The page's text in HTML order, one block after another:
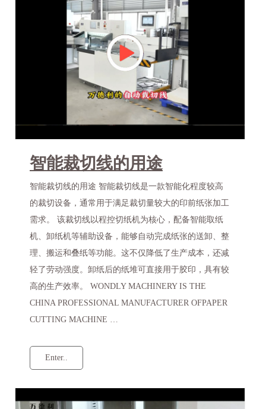
智能裁切线的用途
智能裁切线的用途 智能裁切线是一款智能化程度较高
的裁切设备，通常用于满足裁切量较大的印前纸张加工
需求。 该裁切线以程控切纸机为核心，配备智能取纸
机、卸纸机等辅助设备，能够自动完成纸张的送卸、整
理、搬运和叠纸等功能。这不仅降低了生产成本，还减
轻了劳动强度。卸纸后的纸堆可直接用于胶印，具有较
高的生产效率。 WONDLY MACHINERY IS THE
CHINA PROFESSIONAL MANUFACTURER OFPAPER
CUTTING MACHINE …
Enter..